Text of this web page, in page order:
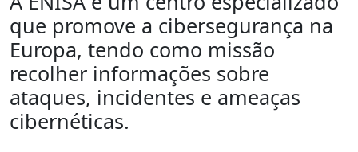
que promove a cibersegurança na
Europa, tendo como missão
recolher informações sobre
ataques, incidentes e ameaças
cibernéticas.